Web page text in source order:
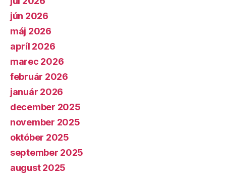
jún 2026
máj 2026
apríl 2026
marec 2026
február 2026
január 2026
december 2025
november 2025
október 2025
september 2025
august 2025